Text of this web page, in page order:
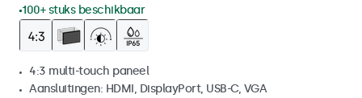
100+ stuks beschikbaar
4:3 multi-touch paneel
Aansluitingen: HDMI, DisplayPort, USB-C, VGA